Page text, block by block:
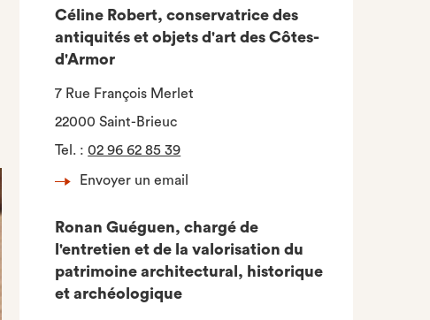
Céline Robert, conservatrice des
antiquités et objets d'art des Côtes-
d'Armor
7 Rue François Merlet
22000 Saint-Brieuc
Tel. :02 96 62 85 39
Envoyer un email
Ronan Guéguen, chargé de
l'entretien et de la valorisation du
patrimoine architectural, historique
et archéologique